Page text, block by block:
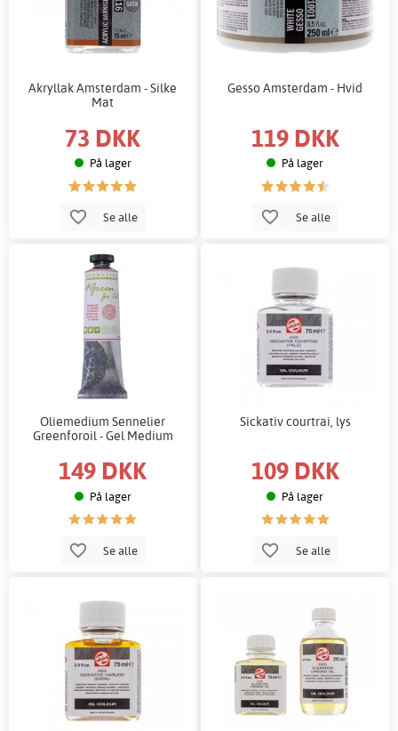
Akryllak Amsterdam - Silke
Mat
73 DKK
På lager
Se alle
Gesso Amsterdam - Hvid
119 DKK
På lager
Se alle
Oliemedium Sennelier
Greenforoil - Gel Medium
149 DKK
På lager
Se alle
Sickativ courtrai, lys
109 DKK
På lager
Se alle